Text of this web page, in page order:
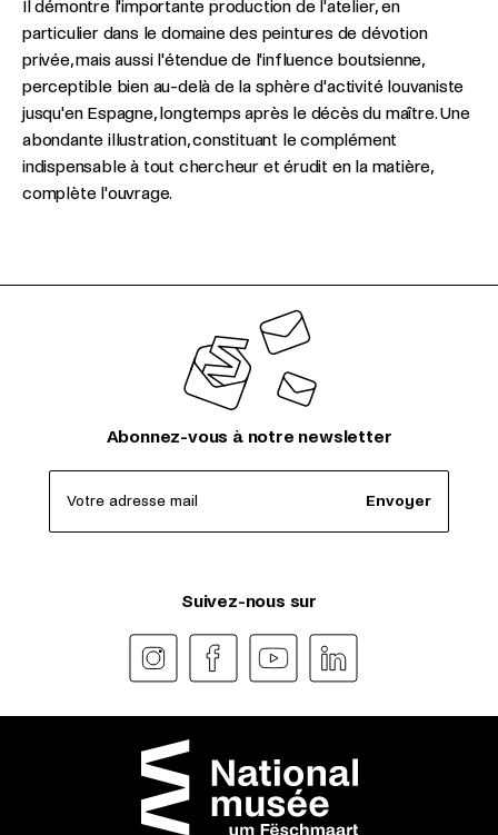
Il démontre l'importante production de l'atelier, en
particulier dans le domaine des peintures de dévotion
privée, mais aussi l'étendue de l'influence boutsienne,
perceptible bien au-delà de la sphère d'activité louvaniste
jusqu'en Espagne, longtemps après le décès du maître. Une
abondante illustration, constituant le complément
indispensable à tout chercheur et érudit en la matière,
complète l'ouvrage.
Abonnez-vous à notre newsletter
Votre adresse mail Envoyer
Suivez-nous sur